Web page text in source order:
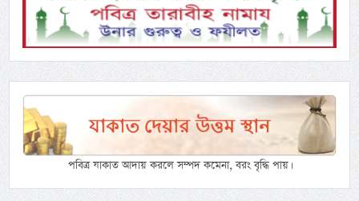
পবিত্র যাকাত আদায় করলে সম্পদ কমেনা, বরং বৃদ্ধি পায়।